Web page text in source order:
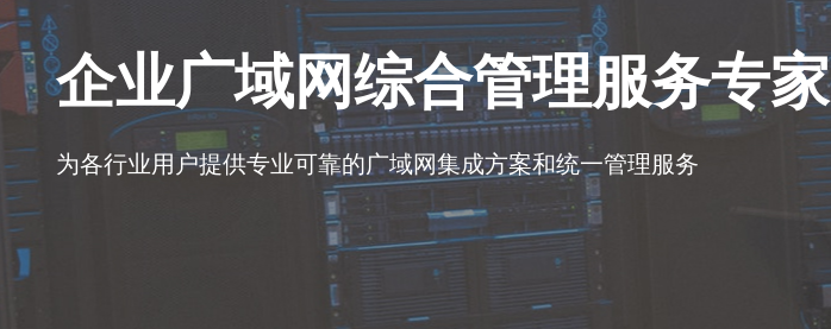
企业广域网综合管理服务专家
为各行业用户提供专业可靠的广域网集成方案和统一管理服务